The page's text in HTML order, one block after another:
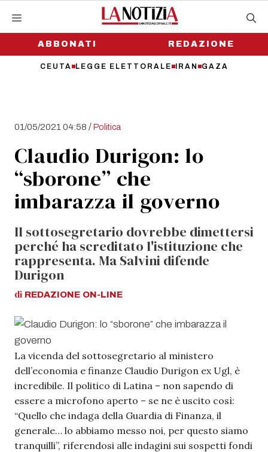
contenutoABBONATI
CEUTA LEGGE ELETTORALE IRAN GAZA
REDAZIONE
01/05/2021 04:58 /Politica
Claudio Durigon: lo
“sborone” che
imbarazza il governo
Il sottosegretario dovrebbe dimettersi
perché ha screditato l'istituzione che
rappresenta. Ma Salvini difende
Durigon
di REDAZIONE ON-LINE
La vicenda del sottosegretario al ministero
dell’economia e finanze Claudio Durigon ex Ugl, è
incredibile. Il politico di Latina – non sapendo di
essere a microfono aperto – se ne è uscito così:
“Quello che indaga della Guardia di Finanza, il
generale… lo abbiamo messo noi, per questo siamo
tranquilli”, riferendosi alle indagini sui sospetti fondi